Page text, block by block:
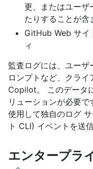
更、またはユーザ
たりすることが含
GitHub Web サイ
ィ
監査ログには、ユー
ロンプトなど、クラ
Copilot。 このデータ
リューションが必要
使用して独自のログ
ト CLI) イベントを送
エンタープラ